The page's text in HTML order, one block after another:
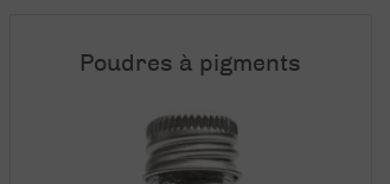
Poudres à pigments